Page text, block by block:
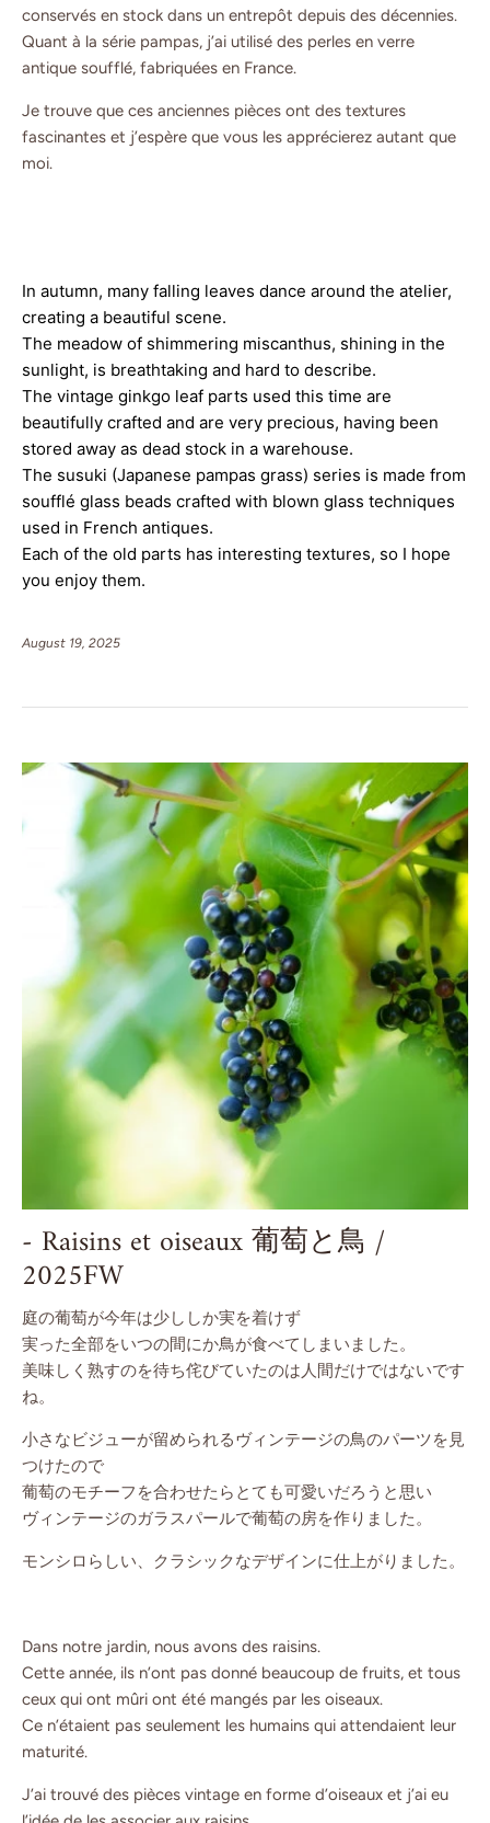
conservés en stock dans un entrepôt depuis des décennies.
Quant à la série pampas, j’ai utilisé des perles en verre
antique soufflé, fabriquées en France.
Je trouve que ces anciennes pièces ont des textures
fascinantes et j’espère que vous les apprécierez autant que
moi.
In autumn, many falling leaves dance around the atelier,
creating a beautiful scene.
The meadow of shimmering miscanthus, shining in the
sunlight, is breathtaking and hard to describe.
The vintage ginkgo leaf parts used this time are
beautifully crafted and are very precious, having been
stored away as dead stock in a warehouse.
The susuki (Japanese pampas grass) series is made from
soufflé glass beads crafted with blown glass techniques
used in French antiques.
Each of the old parts has interesting textures, so I hope
you enjoy them.
August 19, 2025
- Raisins et oiseaux 葡萄と鳥 /
2025FW
庭の葡萄が今年は少ししか実を着けず
実った全部をいつの間にか鳥が食べてしまいました。
美味しく熟すのを待ち侘びていたのは人間だけではないです
ね。
小さなビジューが留められるヴィンテージの鳥のパーツを見
つけたので
葡萄のモチーフを合わせたらとても可愛いだろうと思い
ヴィンテージのガラスパールで葡萄の房を作りました。
モンシロらしい、クラシックなデザインに仕上がりました。
Dans notre jardin, nous avons des raisins.
Cette année, ils n’ont pas donné beaucoup de fruits, et tous
ceux qui ont mûri ont été mangés par les oiseaux.
Ce n’étaient pas seulement les humains qui attendaient leur
maturité.
J’ai trouvé des pièces vintage en forme d’oiseaux et j’ai eu